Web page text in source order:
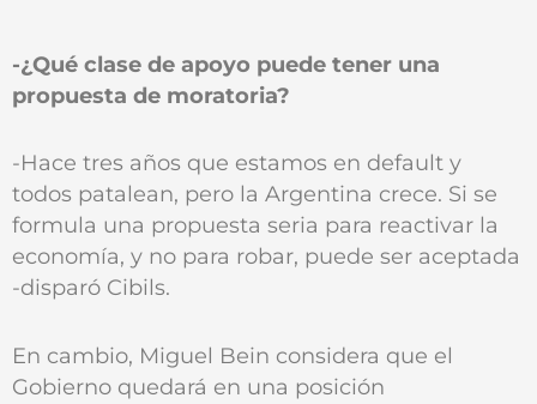
-¿Qué clase de apoyo puede tener una
propuesta de moratoria?
-Hace tres años que estamos en default y
todos patalean, pero la Argentina crece. Si se
formula una propuesta seria para reactivar la
economía, y no para robar, puede ser aceptada
-disparó Cibils.
En cambio, Miguel Bein considera que el
Gobierno quedará en una posición